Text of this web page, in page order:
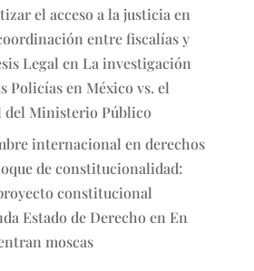
el acceso a la justicia en
entre fiscalías y
Legal en La investigación
Policías en México vs. el
del Ministerio Público
internacional en derechos
de constitucionalidad:
constitucional
Estado de Derecho en En
moscas